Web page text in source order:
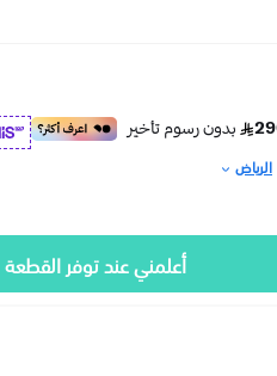
الرياض
أعلمني عند توفر القطعة